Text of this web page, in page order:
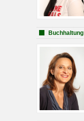
Buchhaltung